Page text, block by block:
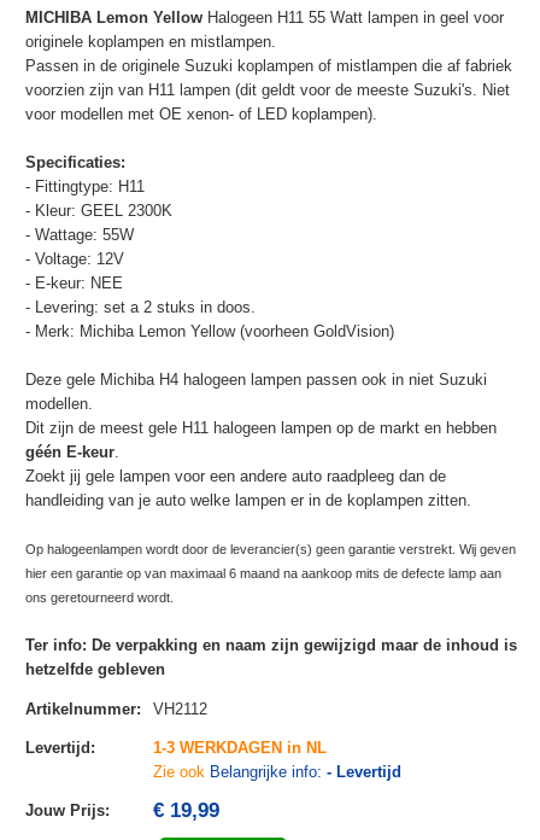
MICHIBA Lemon YellowHalogeen H11 55 Watt lampen in geel voor
originele koplampen en mistlampen.
Passen in de originele Suzuki koplampen of mistlampen die af fabriek
voorzien zijn van H11 lampen (dit geldt voor de meeste Suzuki's. Niet
voor modellen met OE xenon- of LED koplampen).
Specificaties:
- Fittingtype: H11
- Kleur: GEEL 2300K
- Wattage: 55W
- Voltage: 12V
- E-keur: NEE
- Levering: set a 2 stuks in doos.
- Merk: Michiba Lemon Yellow (voorheen GoldVision)
Deze gele Michiba H4 halogeen lampen passen ook in niet Suzuki
modellen.
Dit zijn de meest gele H11 halogeen lampen op de markt en hebben
géén E-keur.
Zoekt jij gele lampen voor een andere auto raadpleeg dan de
handleiding van je auto welke lampen er in de koplampen zitten.
Op halogeenlampen wordt door de leverancier(s) geen garantie verstrekt. Wij geven
hier een garantie op van maximaal 6 maand na aankoop mits de defecte lamp aan
ons geretourneerd wordt.
Ter info: De verpakking en naam zijn gewijzigd maar de inhoud is
hetzelfde gebleven
Artikelnummer: VH2112
Levertijd :
1-3 WERKDAGEN in NL
Zie ook Belangrijke info: - Levertijd
Jouw Prijs: € 19,99